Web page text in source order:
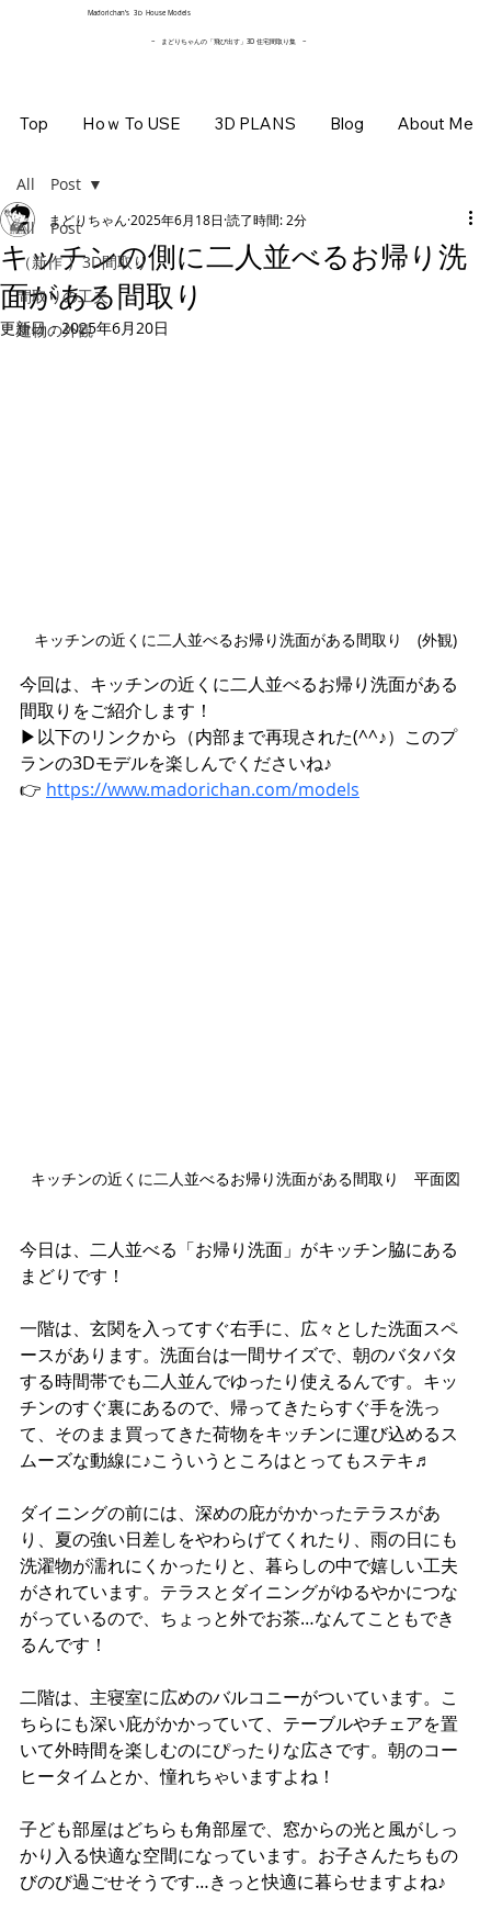
​Madorichan’s 3Ｄ House Models
Top Hoｗ To USE 3D PLANS Blog About Me
~ まどりちゃんの「飛び出す」3D 住宅間取り集 ~
All Post
（新作 ）3D間取り
間取りの工夫
建物の外観
All Post
キッチンの側に二人並べるお帰り洗
面がある間取り
まどりちゃん 2025年6月18日 読了時間: 2分
更新日：2025年6月20日
キッチンの近くに二人並べるお帰り洗面がある間取り　(外観)
今回は、キッチンの近くに二人並べるお帰り洗面がある
間取りをご紹介します！
▶︎以下のリンクから（内部まで再現された(^^♪）このプ
ランの3Dモデルを楽しんでくださいね♪
👉 https://www.madorichan.com/models
キッチンの近くに二人並べるお帰り洗面がある間取り　平面図
今日は、二人並べる「お帰り洗面」がキッチン脇にある
まどりです！
一階は、玄関を入ってすぐ右手に、広々とした洗面スペ
ースがあります。洗面台は一間サイズで、朝のバタバタ
する時間帯でも二人並んでゆったり使えるんです。キッ
チンのすぐ裏にあるので、帰ってきたらすぐ手を洗っ
て、そのまま買ってきた荷物をキッチンに運び込めるス
ムーズな動線に♪こういうところはとってもステキ♬
ダイニングの前には、深めの庇がかかったテラスがあ
り、夏の強い日差しをやわらげてくれたり、雨の日にも
洗濯物が濡れにくかったりと、暮らしの中で嬉しい工夫
がされています。テラスとダイニングがゆるやかにつな
がっているので、ちょっと外でお茶…なんてこともでき
るんです！
二階は、主寝室に広めのバルコニーがついています。こ
ちらにも深い庇がかかっていて、テーブルやチェアを置
いて外時間を楽しむのにぴったりな広さです。朝のコー
ヒータイムとか、憧れちゃいますよね！
子ども部屋はどちらも角部屋で、窓からの光と風がしっ
かり入る快適な空間になっています。お子さんたちもの
びのび過ごせそうです…きっと快適に暮らせますよね♪